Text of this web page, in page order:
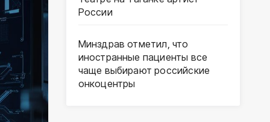
России
Минздрав отметил, что
иностранные пациенты все
чаще выбирают российские
онкоцентры